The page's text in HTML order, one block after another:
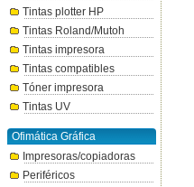
Tintas plotter HP
Tintas Roland/Mutoh
Tintas impresora
Tintas compatibles
Tóner impresora
Tintas UV
Ofimática Gráfica
Impresoras/copiadoras
Periféricos